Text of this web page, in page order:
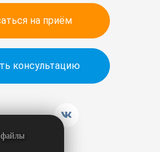
Записаться на приём
консультацию
файлы